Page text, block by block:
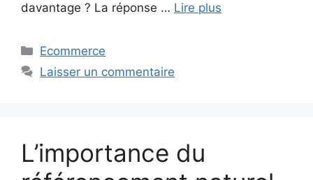
davantage ? La réponse … Lire plus
Catégories
Ecommerce
Laisser un commentaire
L’importance du